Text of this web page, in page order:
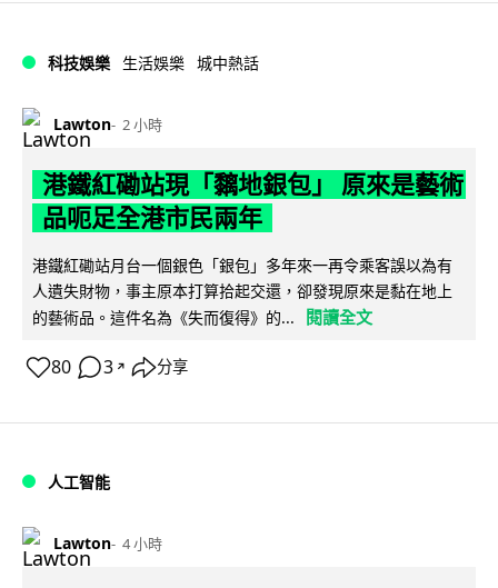
科技娛樂 生活娛樂 城中熱話
Lawton 2 小時
港鐵紅磡站現「黐地銀包」 原來是藝術
品呃足全港市民兩年
港鐵紅磡站月台一個銀色「銀包」多年來一再令乘客誤以為有
人遺失財物，事主原本打算拾起交還，卻發現原來是黏在地上
的藝術品。這件名為《失而復得》的...
閱讀全文
80 3 ↗ 分享
人工智能
Lawton 4 小時